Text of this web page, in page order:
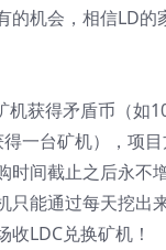
的机会，相信LD的
机获得矛盾币（如
一台矿机），项
时间截止之后永不
只能通过每天挖出
LDC兑换矿机！